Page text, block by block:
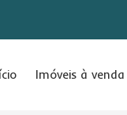
Imóveis à venda